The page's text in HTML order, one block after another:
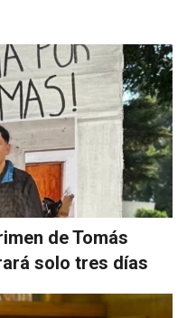
de Tomás
solo tres días